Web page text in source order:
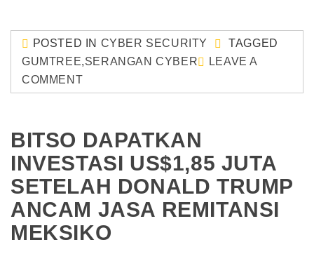
POSTED IN CYBER SECURITY
TAGGED
GUMTREE,SERANGAN CYBER
LEAVE A
COMMENT
BITSO DAPATKAN
INVESTASI US$1,85 JUTA
SETELAH DONALD TRUMP
ANCAM JASA REMITANSI
MEKSIKO